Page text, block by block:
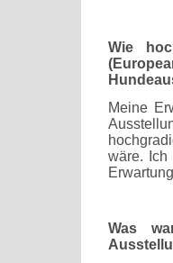
Wie
Meine
wäre. Ich
Was